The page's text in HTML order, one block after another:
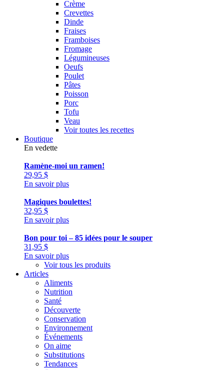
Crème
Crevettes
Dinde
Fraises
Framboises
Fromage
Légumineuses
Oeufs
Poulet
Pâtes
Poisson
Porc
Tofu
Veau
Voir toutes les recettes
Boutique
En vedette
Ramène-moi un ramen!
29,95 $
En savoir plus
Magiques boulettes!
32,95 $
En savoir plus
Bon pour toi – 85 idées pour le souper
31,95 $
En savoir plus
Voir tous les produits
Articles
Aliments
Nutrition
Santé
Découverte
Conservation
Environnement
Événements
On aime
Substitutions
Tendances